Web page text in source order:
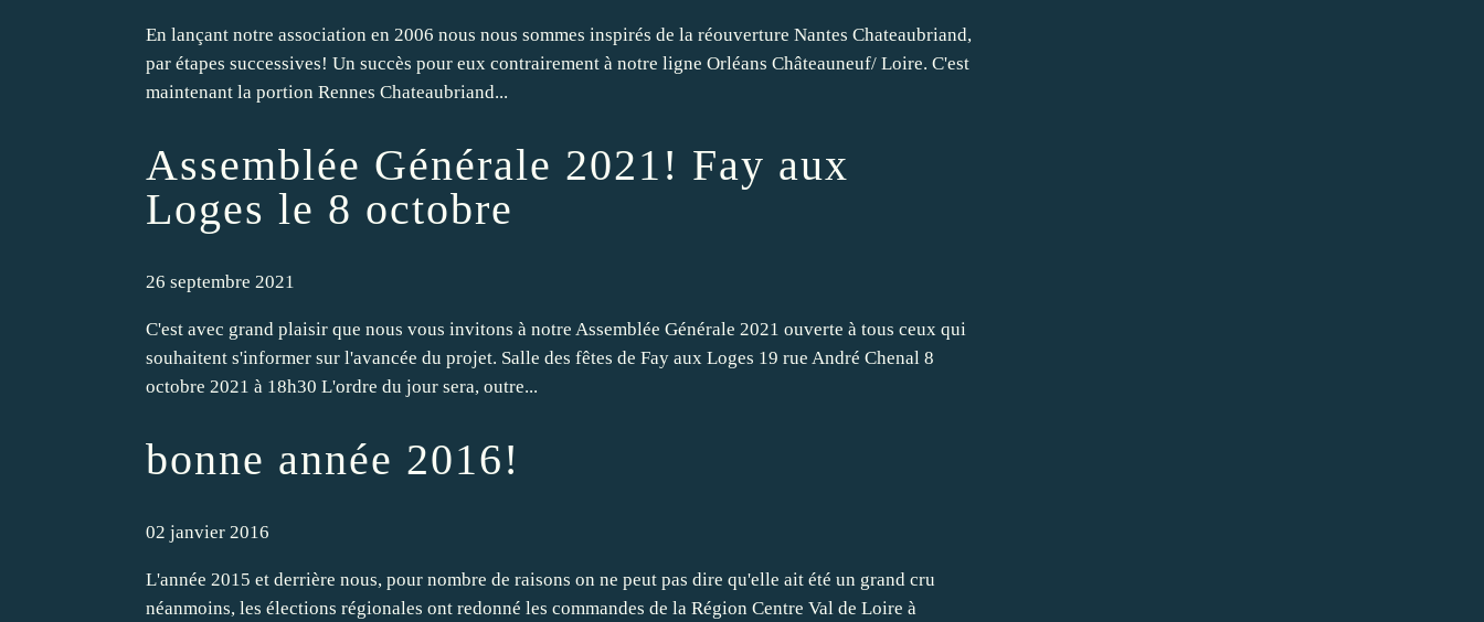
En lançant notre association en 2006 nous nous sommes inspirés de la réouverture Nantes Chateaubriand,
par étapes successives! Un succès pour eux contrairement à notre ligne Orléans Châteauneuf/ Loire. C'est
maintenant la portion Rennes Chateaubriand...
Assemblée Générale 2021! Fay aux
Loges le 8 octobre
26 septembre 2021
C'est avec grand plaisir que nous vous invitons à notre Assemblée Générale 2021 ouverte à tous ceux qui
souhaitent s'informer sur l'avancée du projet. Salle des fêtes de Fay aux Loges 19 rue André Chenal 8
octobre 2021 à 18h30 L'ordre du jour sera, outre...
bonne année 2016!
02 janvier 2016
L'année 2015 et derrière nous, pour nombre de raisons on ne peut pas dire qu'elle ait été un grand cru
néanmoins, les élections régionales ont redonné les commandes de la Région Centre Val de Loire à